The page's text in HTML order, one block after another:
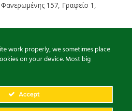
157, Γραφείο 1,
org
διατηρούνται
work properly, we sometimes place
on your device. Most big
Accept